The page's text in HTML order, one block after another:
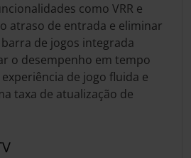
como VRR e
atraso de entrada e eliminar
de jogos integrada
o desempenho em tempo
de jogo fluida e
taxa de atualização de